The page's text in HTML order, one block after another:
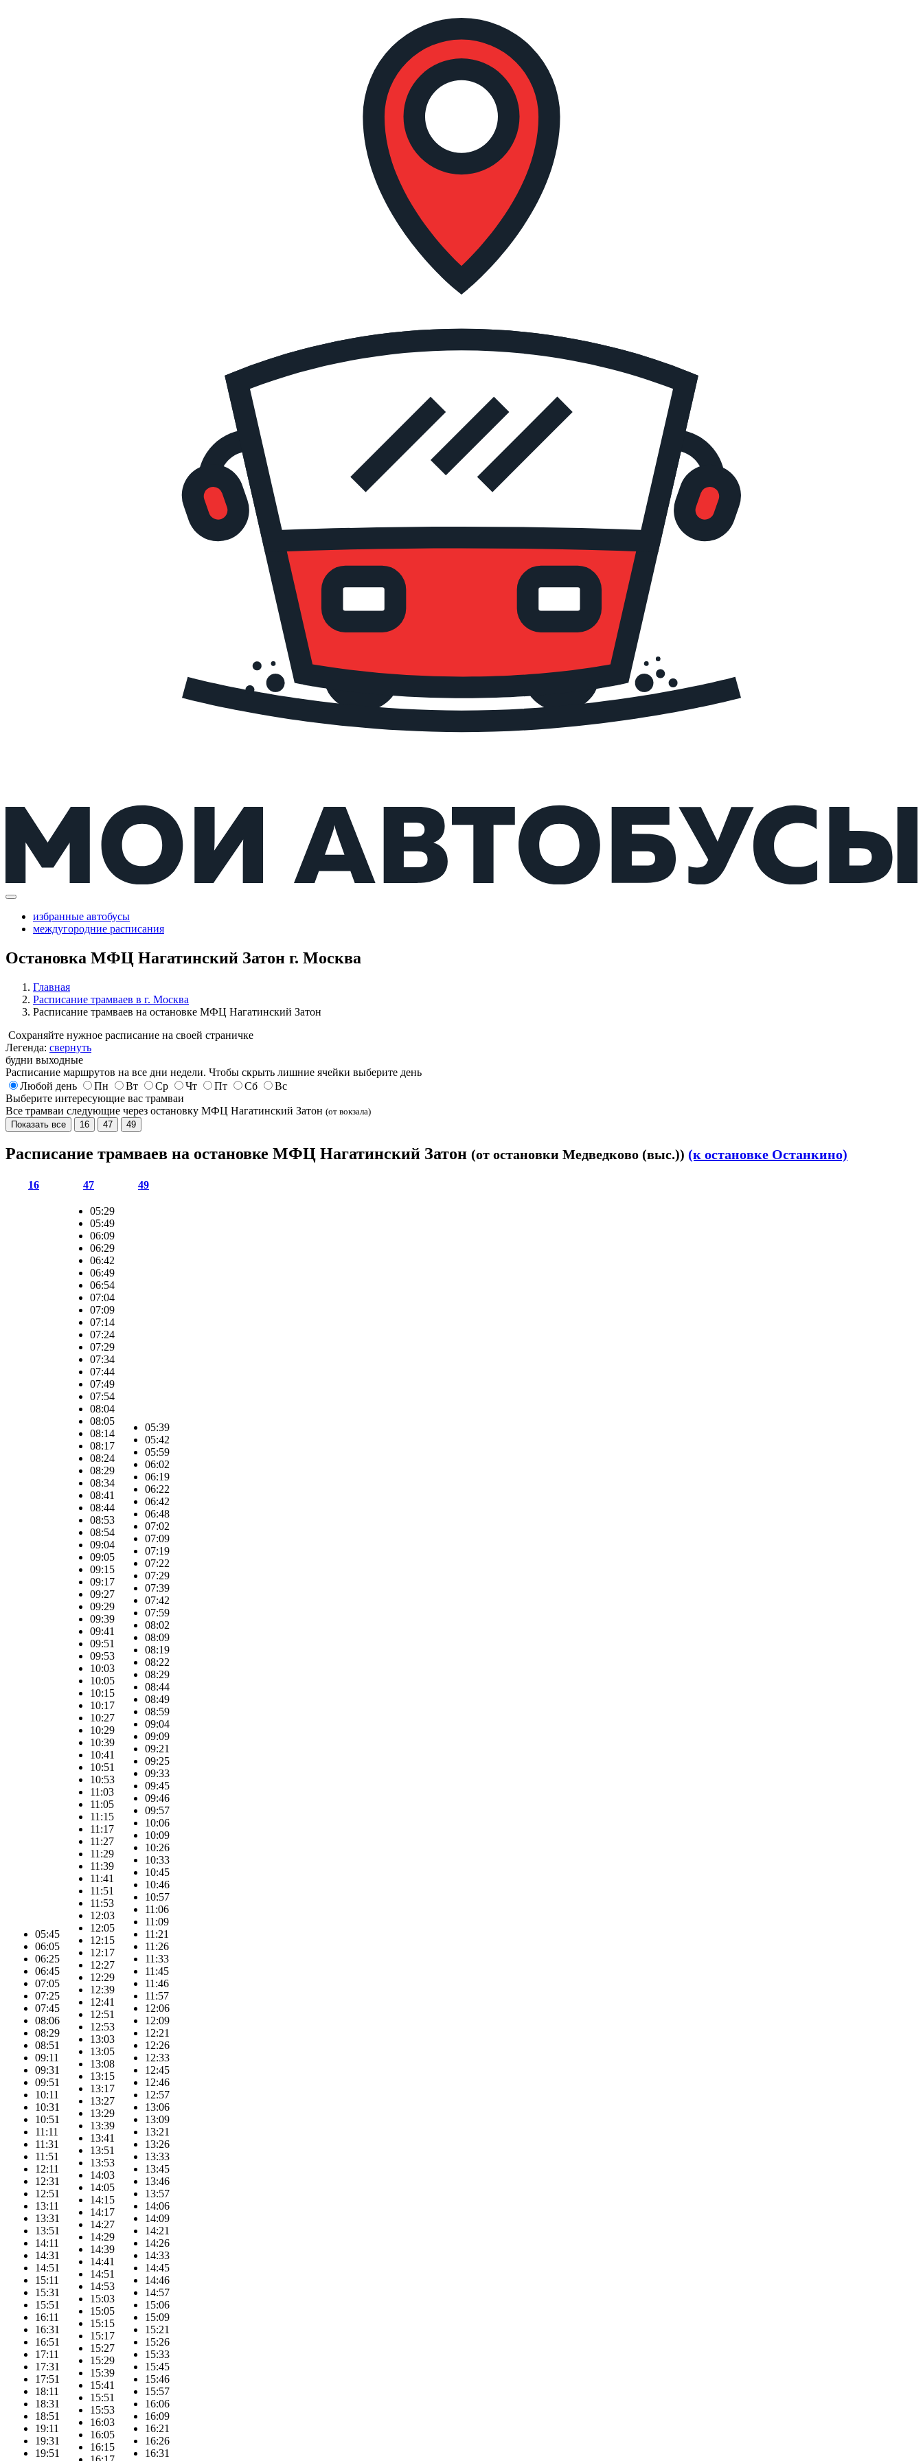
избранные автобусы
междугородние расписания
Остановка МФЦ Нагатинский Затон г. Москва
Главная
Расписание трамваев в г. Москва
Расписание трамваев на остановке МФЦ Нагатинский Затон
Сохраняйте нужное расписание на своей страничке
Легенда: свернуть
будни выходные
Расписание маршрутов на все дни недели. Чтобы скрыть лишние ячейки выберите день
Любой день
Пн Вт Ср Чт Пт Сб
Вс
Выберите интересующие вас трамваи
Все трамваи следующие через остановку МФЦ Нагатинский Затон (от вокзала)
Показать все
16 47 49
Расписание трамваев на остановке МФЦ Нагатинский Затон (от остановки Медведково (выс.)) (к остановке Останкино)
16 47 49
05:45
06:05
06:25
06:45
07:05
07:25
07:45
08:06
08:29
08:51
09:11
09:31
09:51
10:11
10:31
10:51
11:11
11:31
11:51
12:11
12:31
12:51
13:11
13:31
13:51
14:11
14:31
14:51
15:11
15:31
15:51
16:11
16:31
16:51
17:11
17:31
17:51
18:11
18:31
18:51
19:11
19:31
19:51
05:29
05:49
06:09
06:29
06:42
06:49
06:54
07:04
07:09
07:14
07:24
07:29
07:34
07:44
07:49
07:54
08:04
08:05
08:14
08:17
08:24
08:29
08:34
08:41
08:44
08:53
08:54
09:04
09:05
09:15
09:17
09:27
09:29
09:39
09:41
09:51
09:53
10:03
10:05
10:15
10:17
10:27
10:29
10:39
10:41
10:51
10:53
11:03
11:05
11:15
11:17
11:27
11:29
11:39
11:41
11:51
11:53
12:03
12:05
12:15
12:17
12:27
12:29
12:39
12:41
12:51
12:53
13:03
13:05
13:08
13:15
13:17
13:27
13:29
13:39
13:41
13:51
13:53
14:03
14:05
14:15
14:17
14:27
14:29
14:39
14:41
14:51
14:53
15:03
15:05
15:15
15:17
15:27
15:29
15:39
15:41
15:51
15:53
16:03
16:05
16:15
05:39
05:42
05:59
06:02
06:19
06:22
06:42
06:48
07:02
07:09
07:19
07:22
07:29
07:39
07:42
07:59
08:02
08:09
08:19
08:22
08:29
08:44
08:49
08:59
09:04
09:09
09:21
09:25
09:33
09:45
09:46
09:57
10:06
10:09
10:26
10:33
10:45
10:46
10:57
11:06
11:09
11:21
11:26
11:33
11:45
11:46
11:57
12:06
12:09
12:21
12:26
12:33
12:45
12:46
12:57
13:06
13:09
13:21
13:26
13:33
13:45
13:46
13:57
14:06
14:09
14:21
14:26
14:33
14:45
14:46
14:57
15:06
15:09
15:21
15:26
15:33
15:45
15:46
15:57
16:06
16:09
16:21
16:26
16:31